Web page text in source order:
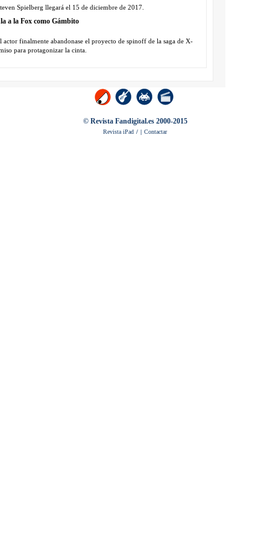
Spielberg llegará el 15 de diciembre de 2017.
a la Fox como Gámbito
actor finalmente abandonase el proyecto de spinoff de la saga de X-
para protagonizar la cinta.
© Revista Fandigital.es 2000-2015
Revista iPad / | Contactar